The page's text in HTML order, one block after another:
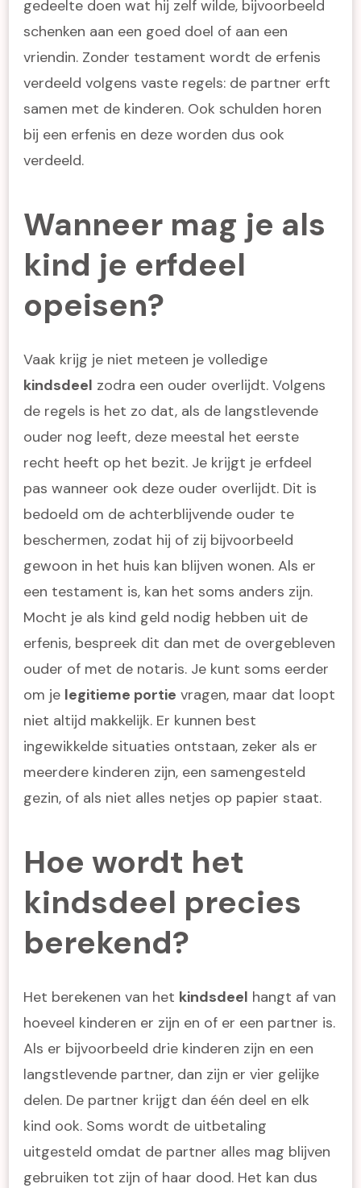
gedeelte doen wat hij zelf wilde, bijvoorbeeld
schenken aan een goed doel of aan een
vriendin. Zonder testament wordt de erfenis
verdeeld volgens vaste regels: de partner erft
samen met de kinderen. Ook schulden horen
bij een erfenis en deze worden dus ook
verdeeld.
Wanneer mag je als
kind je erfdeel
opeisen?
Vaak krijg je niet meteen je volledige
kindsdeel zodra een ouder overlijdt. Volgens
de regels is het zo dat, als de langstlevende
ouder nog leeft, deze meestal het eerste
recht heeft op het bezit. Je krijgt je erfdeel
pas wanneer ook deze ouder overlijdt. Dit is
bedoeld om de achterblijvende ouder te
beschermen, zodat hij of zij bijvoorbeeld
gewoon in het huis kan blijven wonen. Als er
een testament is, kan het soms anders zijn.
Mocht je als kind geld nodig hebben uit de
erfenis, bespreek dit dan met de overgebleven
ouder of met de notaris. Je kunt soms eerder
om je legitieme portie vragen, maar dat loopt
niet altijd makkelijk. Er kunnen best
ingewikkelde situaties ontstaan, zeker als er
meerdere kinderen zijn, een samengesteld
gezin, of als niet alles netjes op papier staat.
Hoe wordt het
kindsdeel precies
berekend?
Het berekenen van het kindsdeel hangt af van
hoeveel kinderen er zijn en of er een partner is.
Als er bijvoorbeeld drie kinderen zijn en een
langstlevende partner, dan zijn er vier gelijke
delen. De partner krijgt dan één deel en elk
kind ook. Soms wordt de uitbetaling
uitgesteld omdat de partner alles mag blijven
gebruiken tot zijn of haar dood. Het kan dus